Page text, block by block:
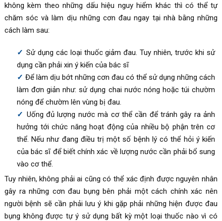
không kèm theo những dấu hiệu nguy hiểm khác thì có thể tự
chăm sóc và làm dịu những cơn đau ngay tại nhà bằng những
cách làm sau:
Sử dụng các loại thuốc giảm đau. Tuy nhiên, trước khi sử
dụng cần phải xin ý kiến của bác sĩ
Để làm dịu bớt những cơn đau có thể sử dụng những cách
làm đơn giản như: sử dụng chai nước nóng hoặc túi chườm
nóng để chườm lên vùng bị đau.
Uống đủ lượng nước mà cơ thể cần để tránh gây ra ảnh
hưởng tới chức năng hoạt động của nhiều bộ phận trên cơ
thể. Nếu như đang điều trị một số bệnh lý có thể hỏi ý kiến
của bác sĩ để biết chính xác về lượng nước cần phải bổ sung
vào cơ thể.
Tuy nhiên, không phải ai cũng có thể xác định được nguyên nhân
gây ra những cơn đau bụng bên phải một cách chính xác nên
người bệnh sẽ cần phải lưu ý khi gặp phải những hiện được đau
bụng không được tự ý sử dụng bất kỳ một loại thuốc nào vì có